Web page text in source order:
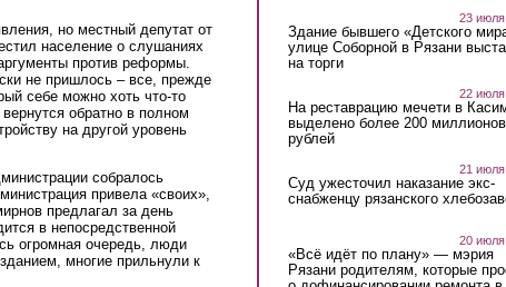
но местный депутат от
население о слушаниях
против реформы.
не пришлось – все, прежде
себе можно хоть что-то
обратно в полном
на другой уровень
собралось
привела «своих»,
предлагал за день
в непосредственной
огромная очередь, люди
многие прильнули к
23 июля
Здание бывшего «Детского
улице Соборной в Рязани
на торги
22
На реставрацию мечети в
выделено более 200 миллионов
рублей
21
Суд ужесточил наказание экс-
снабженцу рязанского
20
«Всё идёт по плану» — мэрия
Рязани родителям, которые